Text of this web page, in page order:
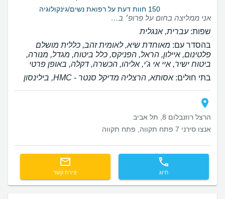
150 חוות דעת על רפואת נשים/גינקולוגיה
אני ממליצה בחום על פרופ׳ בן הרוש. לאורך כל התהליך הרגשתי שיש לי ליווי אישי ומקצועי. קיבלתי תמיד הסברים ברורים וזמינות אמיתית לכל שאלה שהיתה לי. והכי חשוב שבזכותו נכנסתי להריון וילדתי בת מהממת אחרי שנים שלא הצלחנו 🙏
שפות:עברית, אנגלית
בהסדר עם: מאוחדת שיא, לאומית זהב, כללית מושלם
פלטינום, איילון, הראל, הפניקס, כלל ביטוח, מגדל, מנורה,
ביטוח ישיר, איי אי ג'י, אליהו, הכשרה, דקלה, באופן פרטי
בתי חולים:אסותא, הרצליה מדיקל סנטר - HMC, בילינסון
הרצל רוזנבלום 8, תל אביב
אנצו סירני 7 פתח תקווה, פתח תקווה
חיוג יצירת קשר